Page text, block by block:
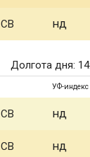
СВ нд
Долгота дня:
УФ-индекс
СВ нд
СВ нд